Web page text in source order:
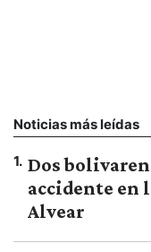
Noticias más leídas
1. Dos
accidente en
Alvear